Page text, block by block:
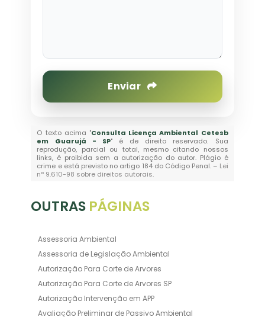
Enviar
O texto acima "Consulta Licença Ambiental Cetesb
em Guarujá - SP" é de direito reservado. Sua
reprodução, parcial ou total, mesmo citando nossos
links, é proibida sem a autorização do autor. Plágio é
crime e está previsto no artigo 184 do Código Penal. – Lei
n° 9.610-98 sobre direitos autorais.
OUTRAS PÁGINAS
Assessoria Ambiental
Assessoria de Legislação Ambiental
Autorização Para Corte de Arvores
Autorização Para Corte de Arvores SP
Autorização Intervenção em APP
Avaliação Preliminar de Passivo Ambiental